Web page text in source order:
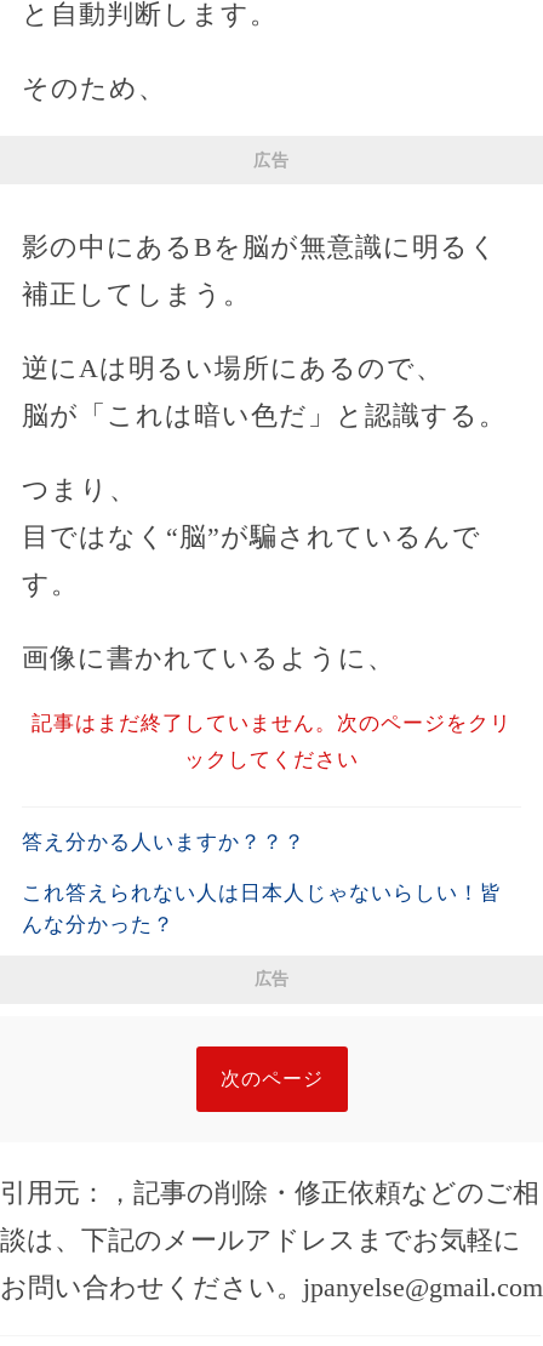
と自動判断します。
そのため、
広告
影の中にあるBを脳が無意識に明るく
補正してしまう。
逆にAは明るい場所にあるので、
脳が「これは暗い色だ」と認識する。
つまり、
目ではなく“脳”が騙されているんで
す。
画像に書かれているように、
記事はまだ終了していません。次のページをクリ
ックしてください
答え分かる人いますか？？？
これ答えられない人は日本人じゃないらしい￼！皆
んな分かった？
広告
次のページ
引用元：
，記事の削除・修正依頼などのご相
談は、下記のメールアドレスまでお気軽に
お問い合わせください。 jpanyelse@gmail.com